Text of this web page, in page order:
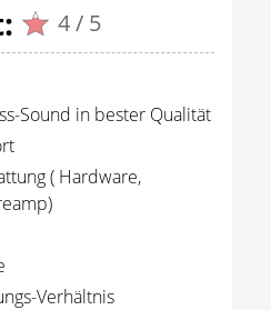
4 / 5
Sound in bester Qualität
( Hardware,
Verhältnis